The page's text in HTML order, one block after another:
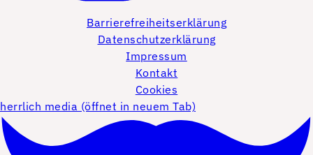
Barrierefreiheitserklärung
Datenschutzerklärung
Impressum
Kontakt
Cookies
herrlich media (öffnet in neuem Tab)